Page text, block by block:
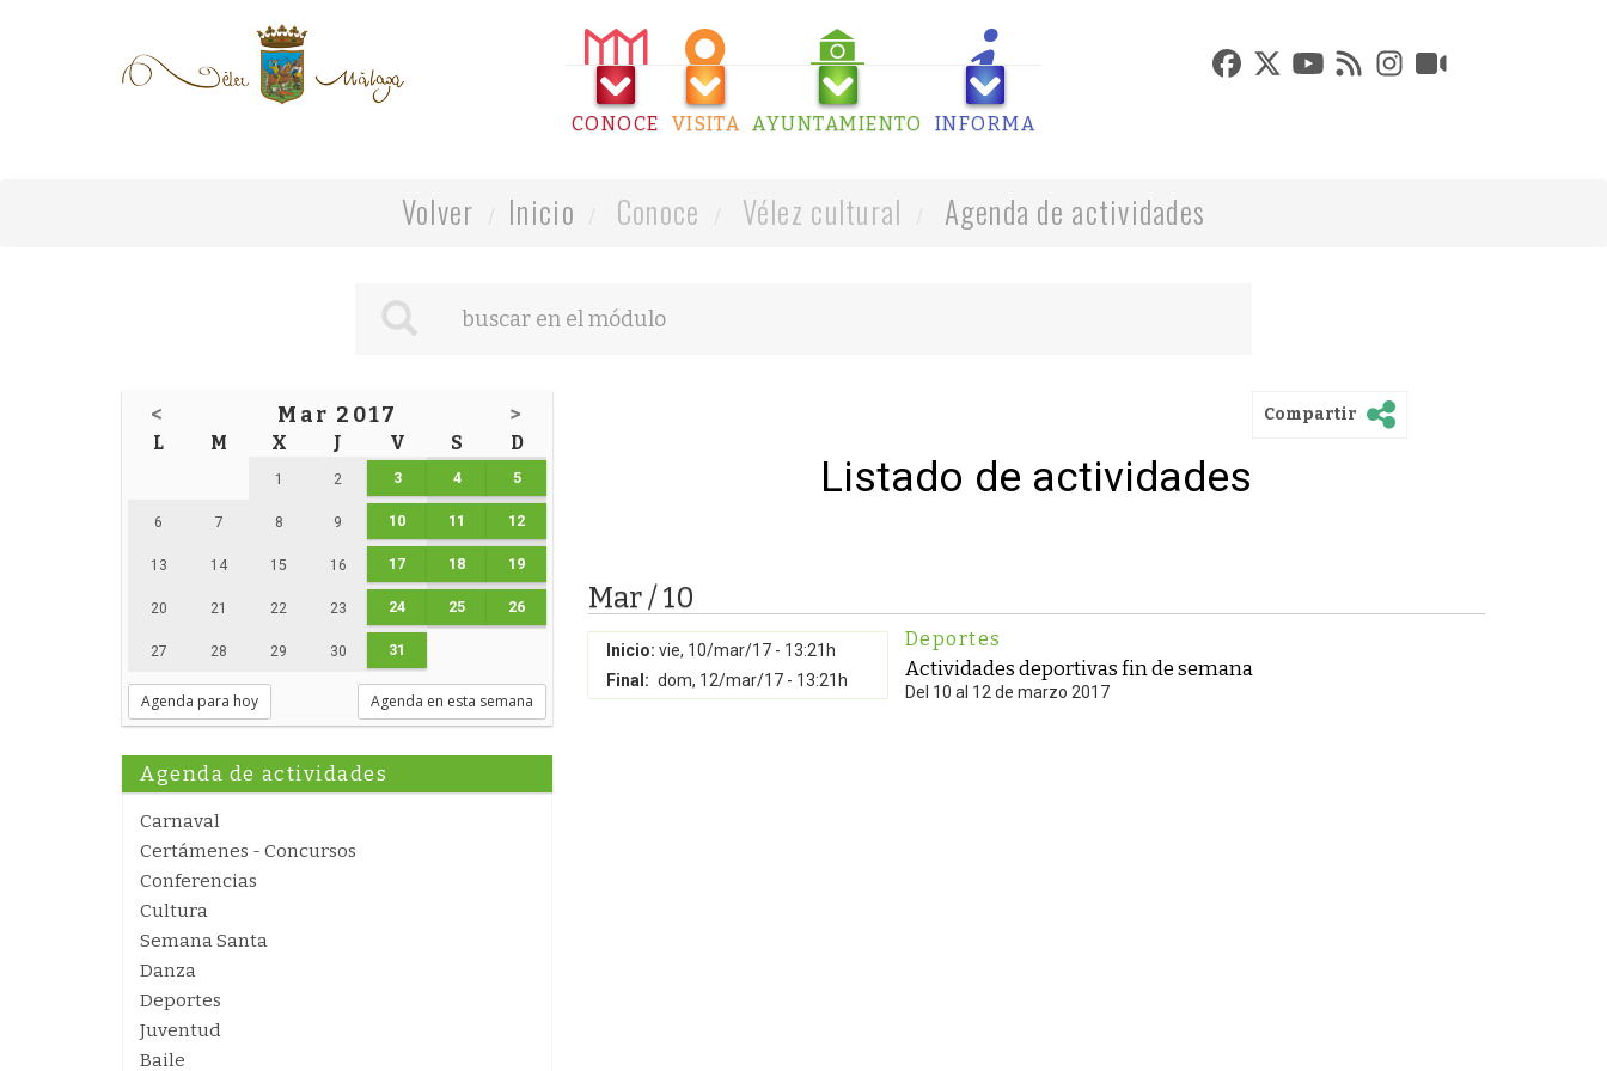
CONOCE VISITA AYUNTAMIENTO INFORMA
Volver Inicio Conoce Vélez cultural Agenda de actividades
< Mar 2017 >
L M X J V S D
1 2 3 4 5
6 7 8 9 10 11 12
13 14 15 16 17 18 19
20 21 22 23 24 25 26
27 28 29 30 31
Agenda para hoy Agenda en esta semana
Agenda de actividades
Carnaval
Certámenes - Concursos
Conferencias
Cultura
Semana Santa
Danza
Deportes
Juventud
Baile
Compartir
Listado de actividades
Mar / 10
Inicio: vie, 10/mar/17 - 13:21h
Final: dom, 12/mar/17 - 13:21h
Deportes
Actividades deportivas fin de semana
Del 10 al 12 de marzo 2017